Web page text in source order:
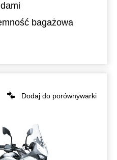
bagażowa
Dodaj do porównywarki